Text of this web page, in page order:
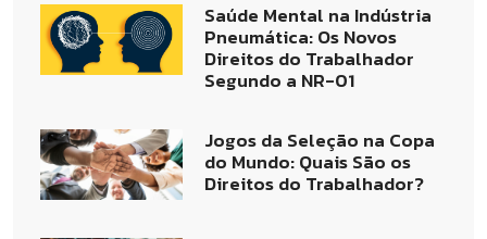
Saúde Mental na Indústria
Pneumática: Os Novos
Direitos do Trabalhador
Segundo a NR-01
Jogos da Seleção na Copa
do Mundo: Quais São os
Direitos do Trabalhador?